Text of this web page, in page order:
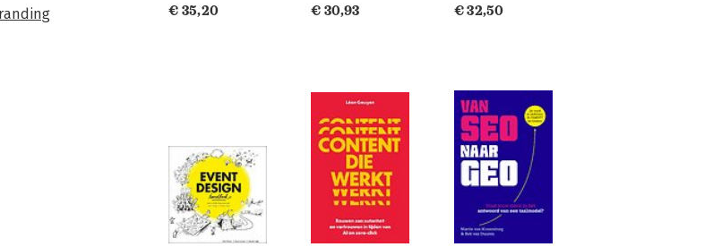
€ 35,20
€ 30,93 € 32,50